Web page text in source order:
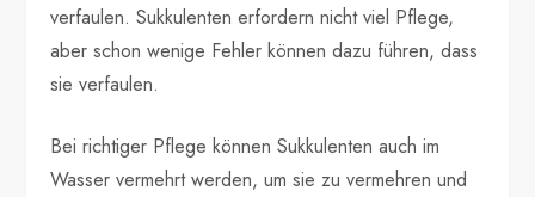
verfaulen. Sukkulenten erfordern nicht viel Pflege,
aber schon wenige Fehler können dazu führen, dass
sie verfaulen.
Bei richtiger Pflege können Sukkulenten auch im
Wasser vermehrt werden, um sie zu vermehren und